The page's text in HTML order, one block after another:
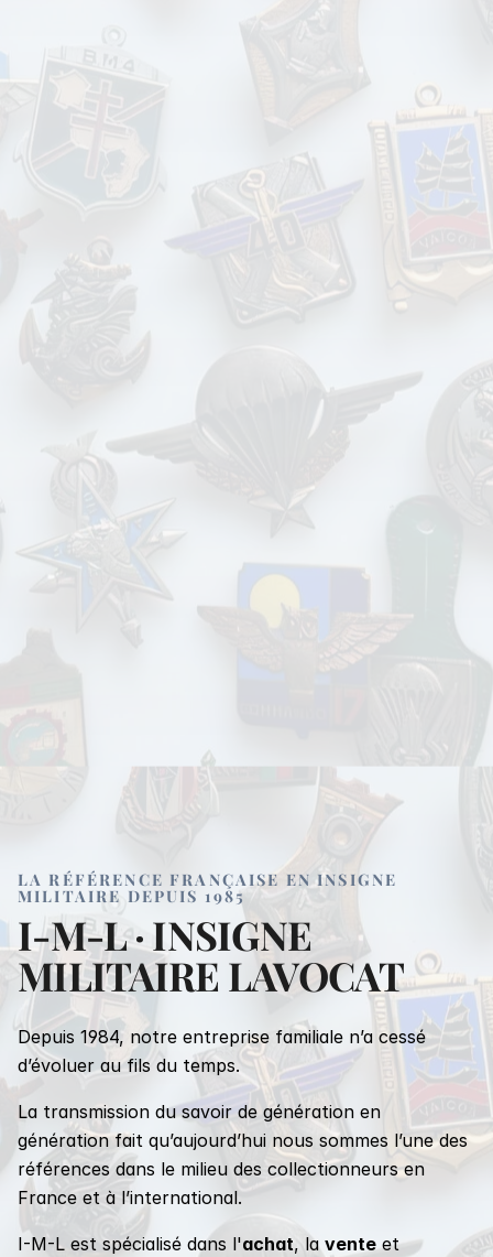
LA RÉFÉRENCE FRANÇAISE EN INSIGNE
MILITAIRE DEPUIS 1985
I-M-L · INSIGNE
MILITAIRE LAVOCAT
Depuis 1984, notre entreprise familiale n’a cessé
d’évoluer au fils du temps.
La transmission du savoir de génération en
génération fait qu’aujourd’hui nous sommes l’une des
références dans le milieu des collectionneurs en
France et à l’international.
I-M-L est spécialisé dans l'achat, la vente et